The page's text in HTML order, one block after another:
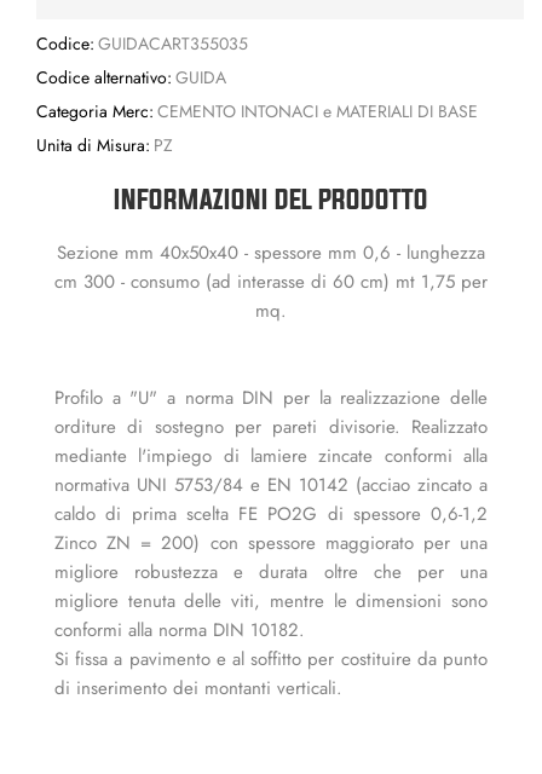
Codice: GUIDACART355035
Codice alternativo: GUIDA
Categoria Merc: CEMENTO INTONACI e MATERIALI DI BASE
Unita di Misura: PZ
INFORMAZIONI DEL PRODOTTO
Sezione mm 40x50x40 - spessore mm 0,6 - lunghezza
cm 300 - consumo (ad interasse di 60 cm) mt 1,75 per
mq.
Profilo a "U" a norma DIN per la realizzazione delle
orditure di sostegno per pareti divisorie. Realizzato
mediante l'impiego di lamiere zincate conformi alla
normativa UNI 5753/84 e EN 10142 (acciao zincato a
caldo di prima scelta FE PO2G di spessore 0,6-1,2
Zinco ZN = 200) con spessore maggiorato per una
migliore robustezza e durata oltre che per una
migliore tenuta delle viti, mentre le dimensioni sono
conformi alla norma DIN 10182.
Si fissa a pavimento e al soffitto per costituire da punto
di inserimento dei montanti verticali.